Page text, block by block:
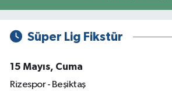
Süper Lig Fikstür
15 Mayıs, Cuma
Rizespor - Beşiktaş